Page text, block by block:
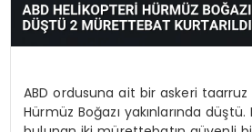
ABD ordusuna ait bir askeri
Hürmüz Boğazı yakınlarında